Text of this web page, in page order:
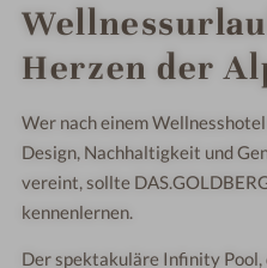
Herzen der
Wer nach einem
Design, Nachhaltigkeit und
vereint, sollte
kennenlernen.
Der spektakuläre Infinity